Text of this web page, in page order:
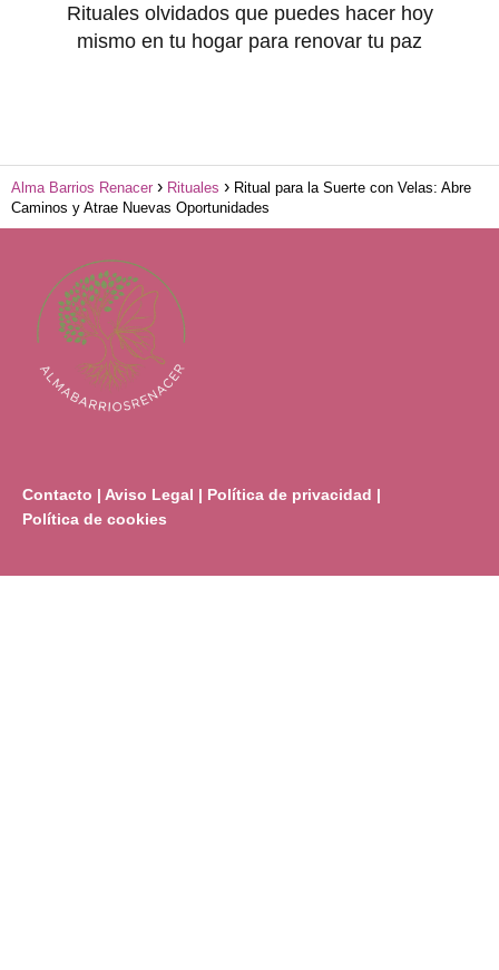
Rituales olvidados que puedes hacer hoy
mismo en tu hogar para renovar tu paz
Alma Barrios Renacer Rituales
Ritual para la Suerte con Velas: Abre
Caminos y Atrae Nuevas Oportunidades
Contacto | Aviso Legal | Política de privacidad |
Política de cookies